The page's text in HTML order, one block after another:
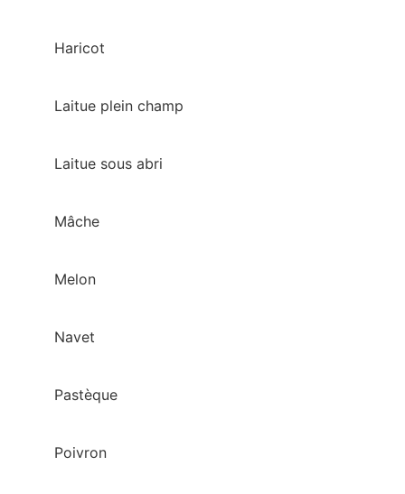
Haricot
Laitue plein champ
Laitue sous abri
Mâche
Melon
Navet
Pastèque
Poivron